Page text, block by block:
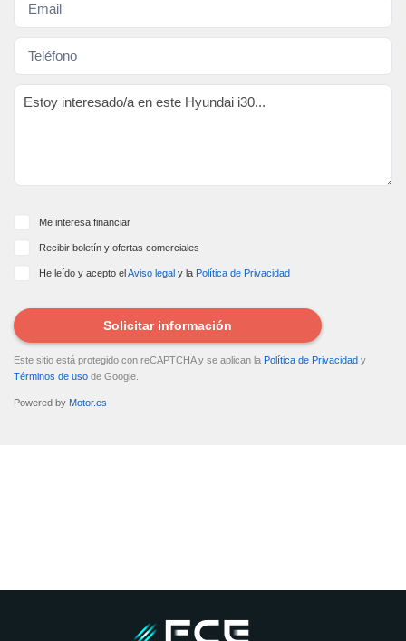
Me interesa financiar
Recibir boletín y ofertas comerciales
He leído y acepto elAviso legal y la Política de Privacidad
Solicitar información
Este sitio está protegido con reCAPTCHA y se aplican la Política de Privacidad y
Términos de uso de Google.
Powered by Motor.es